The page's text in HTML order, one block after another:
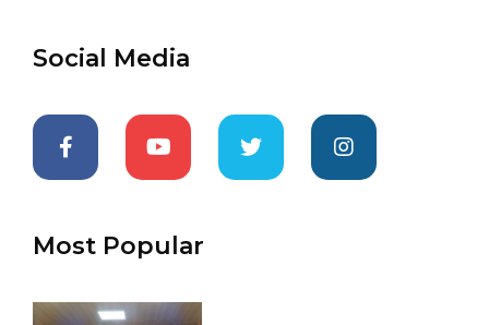
Social Media
Most Popular